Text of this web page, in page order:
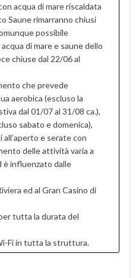
acqua di mare riscaldata
Saune rimarranno chiusi
possibile
di mare e saune dello
chiuse dal 22/06 al
che prevede
aerobica (escluso la
dal 01/07 al 31/08 ca.),
sabato e domenica),
e serate con
delle attività varia a
è influenzato dalle
ed al Gran Casino di
tutta la durata del
Fi in tutta la struttura.